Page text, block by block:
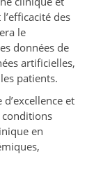
des
le
données de
artificielles,
patients.
et
en